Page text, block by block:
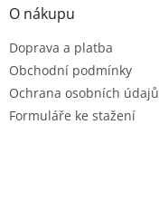
O nákupu
Doprava a platba
Obchodní podmínky
Ochrana osobních údajů
Formuláře ke stažení